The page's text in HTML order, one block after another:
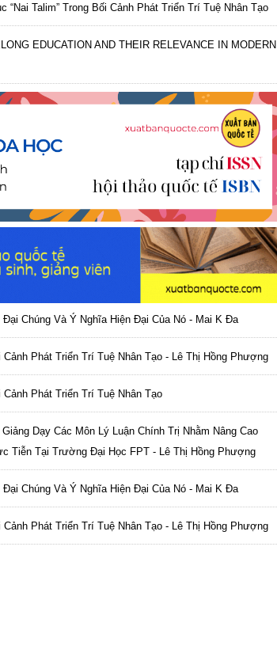
Talim” Trong Bối Cảnh Phát Triển Trí Tuệ Nhân Tạo
EDUCATION AND THEIR RELEVANCE IN MODERN
Chúng Và Ý Nghĩa Hiện Đại Của Nó - Mai K Đa
Phát Triển Trí Tuệ Nhân Tạo - Lê Thị Hồng Phượng
Cảnh Phát Triển Trí Tuệ Nhân Tạo
Dạy Các Môn Lý Luận Chính Trị Nhằm Nâng Cao
Tiễn Tại Trường Đại Học FPT - Lê Thị Hồng Phượng
Chúng Và Ý Nghĩa Hiện Đại Của Nó - Mai K Đa
Phát Triển Trí Tuệ Nhân Tạo - Lê Thị Hồng Phượng